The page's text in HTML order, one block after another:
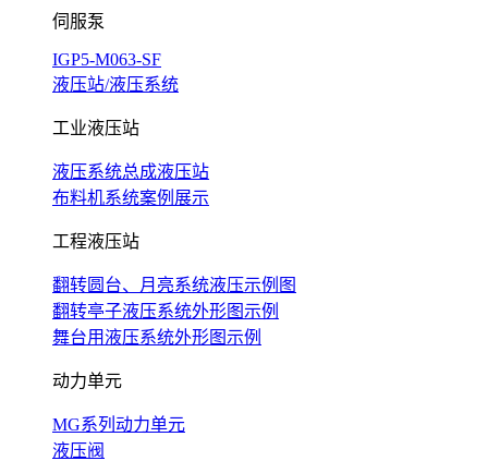
伺服泵
IGP5-M063-SF
液压站/液压系统
工业液压站
液压系统总成液压站
布料机系统案例展示
工程液压站
翻转圆台、月亮系统液压示例图
翻转亭子液压系统外形图示例
舞台用液压系统外形图示例
动力单元
MG系列动力单元
液压阀